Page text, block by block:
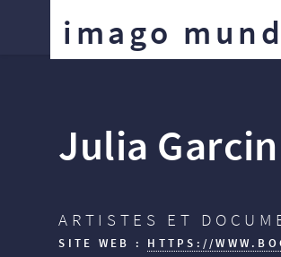
imago
Julia
ARTISTES ET
SITE WEB : HTTPS://